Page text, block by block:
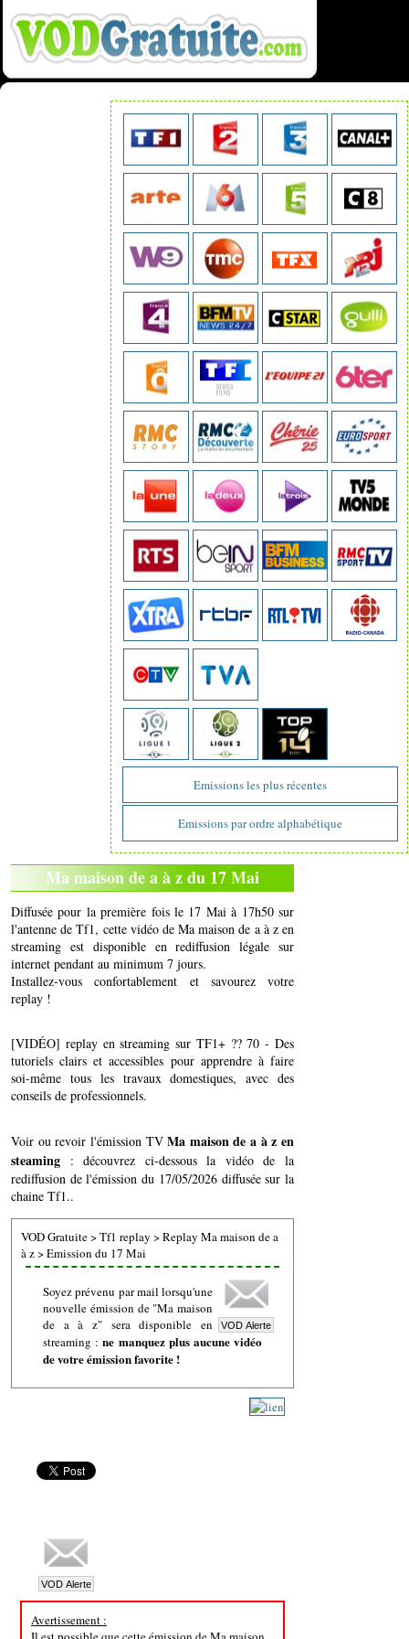
Emissions les plus récentes
Emissions par ordre alphabétique
Ma maison de a à z du 17 Mai
Diffusée pour la première fois le 17 Mai à 17h50 sur
l'antenne de Tf1, cette vidéo de Ma maison de a à z en
streaming est disponible en rediffusion légale sur
internet pendant au minimum 7 jours.
Installez-vous confortablement et savourez votre
replay !
[VIDÉO] replay en streaming sur TF1+ ?? 70 - Des
tutoriels clairs et accessibles pour apprendre à faire
soi-même tous les travaux domestiques, avec des
conseils de professionnels.
Voir ou revoir l'émission TVMa maison de a à z en
steaming : découvrez ci-dessous la vidéo de la
rediffusion de l'émission du 17/05/2026 diffusée sur la
chaine Tf1..
VOD Gratuite>Tf1 replay >Replay Ma maison de a
à z>Emission du 17 Mai
Soyez prévenu par mail lorsqu'une
nouvelle émission de "Ma maison
de a à z" sera disponible en
streaming :ne manquez plus aucune vidéo
de votre émission favorite !
Avertissement :